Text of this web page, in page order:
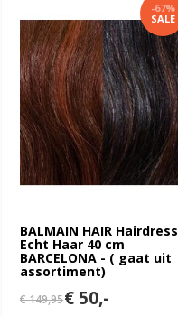
BALMAIN HAIR Hairdress
Echt Haar 40 cm
BARCELONA - ( gaat uit
assortiment)
-67%
SALE
€ 149,95€ 50,-